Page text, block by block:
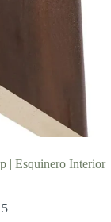
| Esquinero Interior